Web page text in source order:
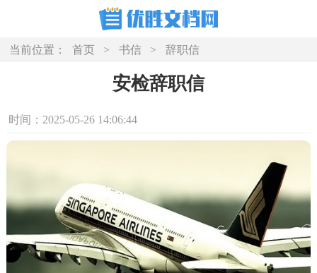
当前位置： 首页 > 书信 > 辞职信
安检辞职信
时间：2025-05-26 14:06:44